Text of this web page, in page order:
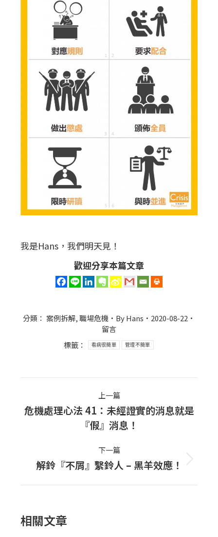
我是Hans，我們明天見！
歡迎分享本篇文章
分類： 案例拆解,職場危機 ByHans
2020-08-22
留言
標籤：
看病很簡單 管理不簡單
navigation
上一篇
上
一
篇
文
危機處理心法 41：未經證實的消息就是
『假』消息！
下一篇
下
解鈴『不屑』繫鈴人 – 黑羊效應！
相關文章